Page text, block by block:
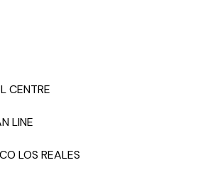
CENTRE
LINE
LOS REALES